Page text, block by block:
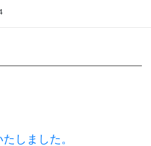
しました。